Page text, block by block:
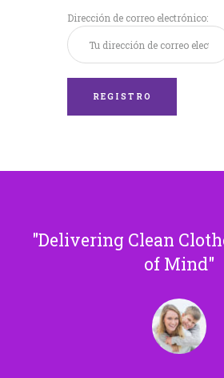
Dirección de correo electrónico:
Delivering Clean
of Mind